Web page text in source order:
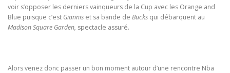
voir s’opposer les derniers vainqueurs de la Cup avec les Orange and
Blue puisque c’est Giannis et sa bande de Bucks qui débarquent au
Madison Square Garden, spectacle assuré.
Alors venez donc passer un bon moment autour d’une rencontre Nba